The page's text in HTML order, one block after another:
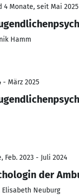
4 Monate, seit Mai 2025
Hamm
- März 2025
Feb. 2023 - Juli 2024
der
Elisabeth Neuburg